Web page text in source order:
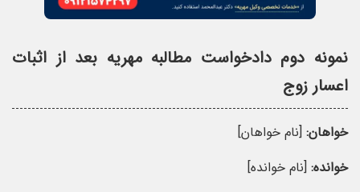
نمونه دوم دادخواست مطالبه مهریه بعد از اثبات
اعسار زوج
خواهان: [نام خواهان]
خوانده: [نام خوانده]